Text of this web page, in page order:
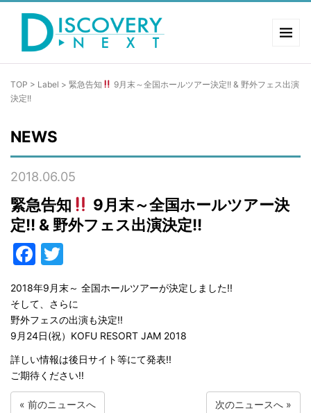
TOP > Label > 緊急告知
9月末～全国ホールツアー決定!! & 野外フェス出演
決定!!
NEWS
2018.06.05
緊急告知
9月末～全国ホールツアー決
定!! & 野外フェス出演決定!!
Facebook
2018年9月末～ 全国ホールツアーが決定しました!!
そして、さらに
野外フェスの出演も決定!!
9月24日(祝）KOFU RESORT JAM 2018
詳しい情報は後日サイト等にて発表!!
ご期待ください!!
« 前のニュースへ 次のニュースへ »